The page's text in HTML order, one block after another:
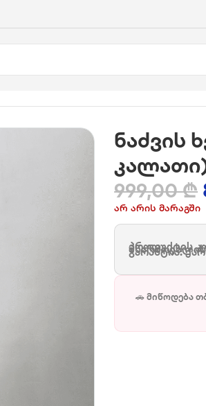
ნაძვის
999,00₾
არ არის მარაგში
პროდუქტის
გარანტია:
🚗 მიწოდება